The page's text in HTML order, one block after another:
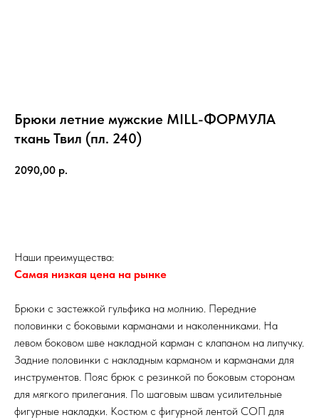
Брюки летние мужские MILL-ФОРМУЛА
ткань Твил (пл. 240)
2090,00 р.
Наши преимущества:
Самая низкая цена на рынке
Брюки с застежкой гульфика на молнию. Передние
половинки с боковыми карманами и наколенниками. На
левом боковом шве накладной карман с клапаном на липучку.
Задние половинки с накладным карманом и карманами для
инструментов. Пояс брюк с резинкой по боковым сторонам
для мягкого прилегания. По шаговым швам усилительные
фигурные накладки. Костюм с фигурной лентой СОП для